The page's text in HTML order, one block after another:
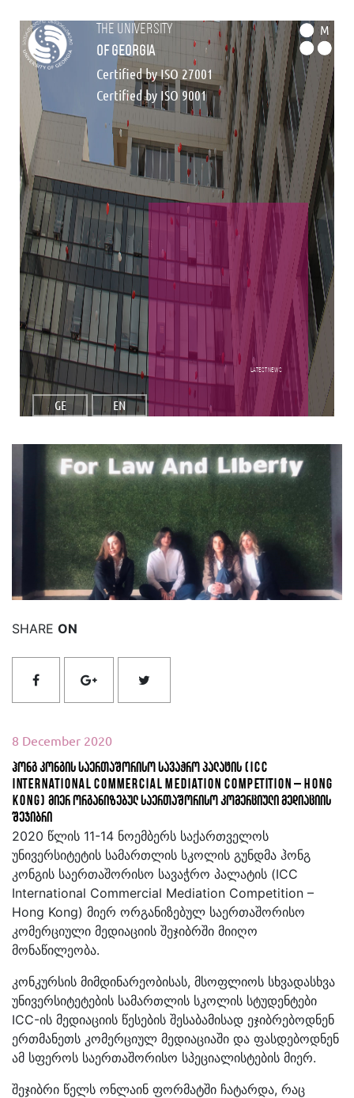
the university
of georgia
Certified by ISO 27001
Certified by ISO 9001
M
GE EN
Latest NEWS
Read More
SHARE ON
8 December 2020
ჰონგ კონგის საერთაშორისო სავაჭრო პალატის (ICC
International Commercial Mediation Competition – Hong
Kong) მიერ ორგანიზებულ საერთაშორისო კომერციული მედიაციის
შეჯიბრი
2020 წლის 11-14 ნოემბერს საქართველოს
უნივერსიტეტის სამართლის სკოლის გუნდმა ჰონგ
კონგის საერთაშორისო სავაჭრო პალატის (ICC
International Commercial Mediation Competition –
Hong Kong) მიერ ორგანიზებულ საერთაშორისო
კომერციული მედიაციის შეჯიბრში მიიღო
მონაწილეობა.
კონკურსის მიმდინარეობისას, მსოფლიოს სხვადასხვა
უნივერსიტეტების სამართლის სკოლის სტუდენტები
ICC-ის მედიაციის წესების შესაბამისად ეჯიბრებოდნენ
ერთმანეთს კომერციულ მედიაციაში და ფასდებოდნენ
ამ სფეროს საერთაშორისო სპეციალისტების მიერ.
შეჯიბრი წელს ონლაინ ფორმატში ჩატარდა, რაც